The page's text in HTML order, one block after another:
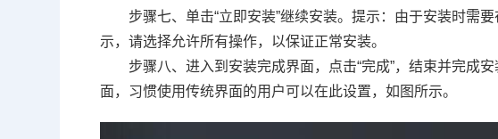
步骤七、单击“立即安装”继续安装。提示：由于安装时需
示，请选择允许所有操作，以保证正常安装。
步骤八、进入到安装完成界面，点击“完成”，结束并完成
面，习惯使用传统界面的用户可以在此设置，如图所示。